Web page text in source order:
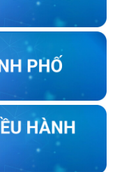
mô tả ranh giới, mốc
Thị Huệ tại thôn
Hòa Vang, thành phố
nhận ranh giới, mốc
với ông Lê Trung Lý
nhận ranh giới, mốc
kề với ông Nguyễn